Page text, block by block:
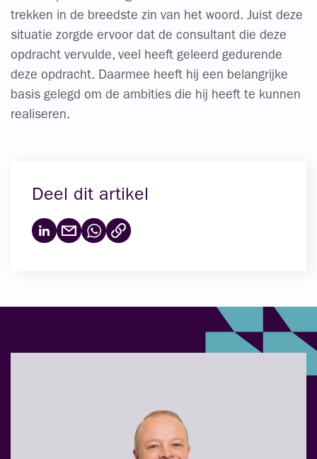
trekken in de breedste zin van het woord. Juist deze
situatie zorgde ervoor dat de consultant die deze
opdracht vervulde, veel heeft geleerd gedurende
deze opdracht. Daarmee heeft hij een belangrijke
basis gelegd om de ambities die hij heeft te kunnen
realiseren.
Deel dit artikel